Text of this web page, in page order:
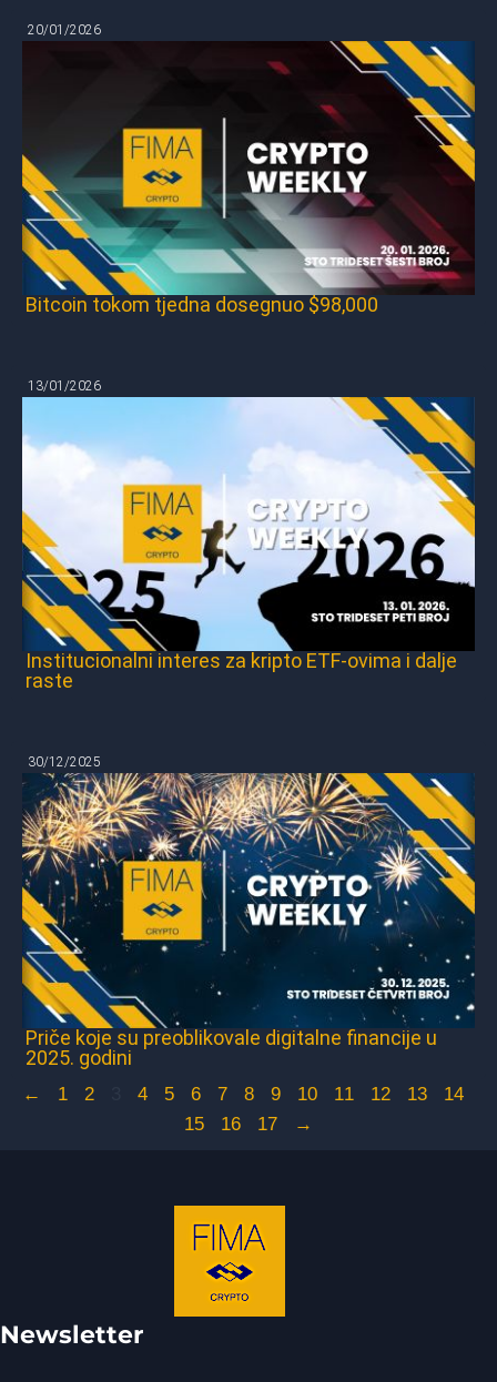
20/01/2026
Bitcoin tokom tjedna dosegnuo $98,000
13/01/2026
Institucionalni interes za kripto ETF-ovima i dalje
raste
30/12/2025
Priče koje su preoblikovale digitalne financije u
2025. godini
← 1 2 4 5 6 7 8 9 10 11 12 13
14
15
16 17 →
Newsletter